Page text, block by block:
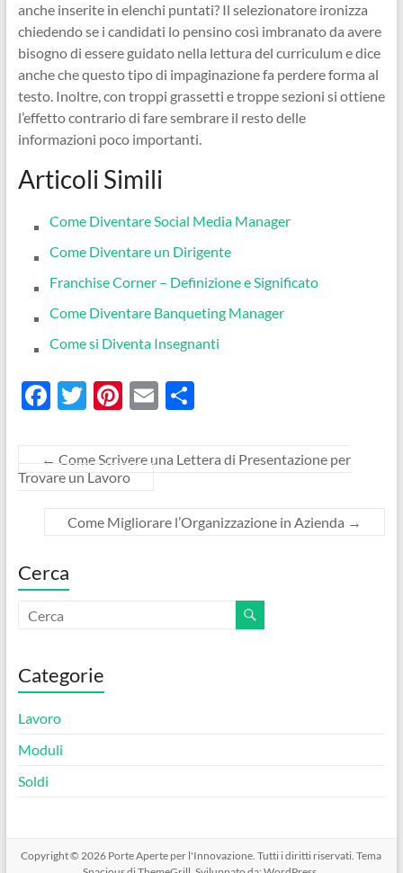
anche inserite in elenchi puntati? Il selezionatore ironizza
chiedendo se i candidati lo pensino così imbranato da avere
bisogno di essere guidato nella lettura del curriculum e dice
anche che questo tipo di impaginazione fa perdere forma al
testo. Inoltre, con troppi grassetti e troppe sezioni si ottiene
l’effetto contrario di fare sembrare il resto delle
informazioni poco importanti.
Articoli Simili
Come Diventare Social Media Manager
Come Diventare un Dirigente
Franchise Corner – Definizione e Significato
Come Diventare Banqueting Manager
Come si Diventa Insegnanti
F
e
b
k
T
itt
er
Pi
er
es
t
E
ail
C
n
di
← Come Scrivere una Lettera di Presentazione per
Trovare un Lavoro
Come Migliorare l’Organizzazione in Azienda →
Cerca
Categorie
Lavoro
Moduli
Soldi
Copyright © 2026 Porte Aperte per l'Innovazione. Tutti i diritti riservati. Tema